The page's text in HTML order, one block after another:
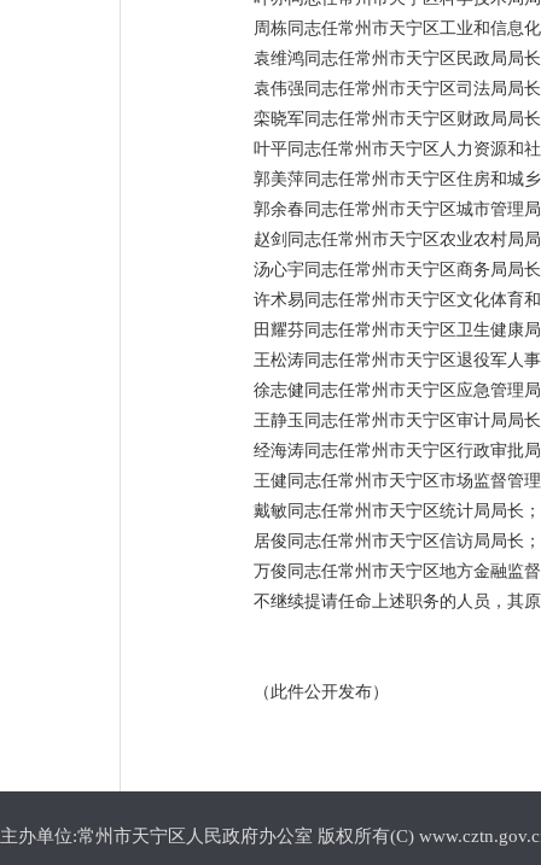
周栋同志任常州市天宁区工业和信息
袁维鸿同志任常州市天宁区民政局局
袁伟强同志任常州市天宁区司法局局
栾晓军同志任常州市天宁区财政局局
叶平同志任常州市天宁区人力资源和
郭美萍同志任常州市天宁区住房和城
郭余春同志任常州市天宁区城市管理
赵剑同志任常州市天宁区农业农村局
汤心宇同志任常州市天宁区商务局局
许术易同志任常州市天宁区文化体育
田耀芬同志任常州市天宁区卫生健康
王松涛同志任常州市天宁区退役军人
徐志健同志任常州市天宁区应急管理
王静玉同志任常州市天宁区审计局局
经海涛同志任常州市天宁区行政审批
王健同志任常州市天宁区市场监督管
戴敏同志任常州市天宁区统计局局长；
居俊同志任常州市天宁区信访局局长；
万俊同志任常州市天宁区地方金融监
不继续提请任命上述职务的人员，其
（此件公开发布）
主办单位:常州市天宁区人民政府办公室 版权所有(C)